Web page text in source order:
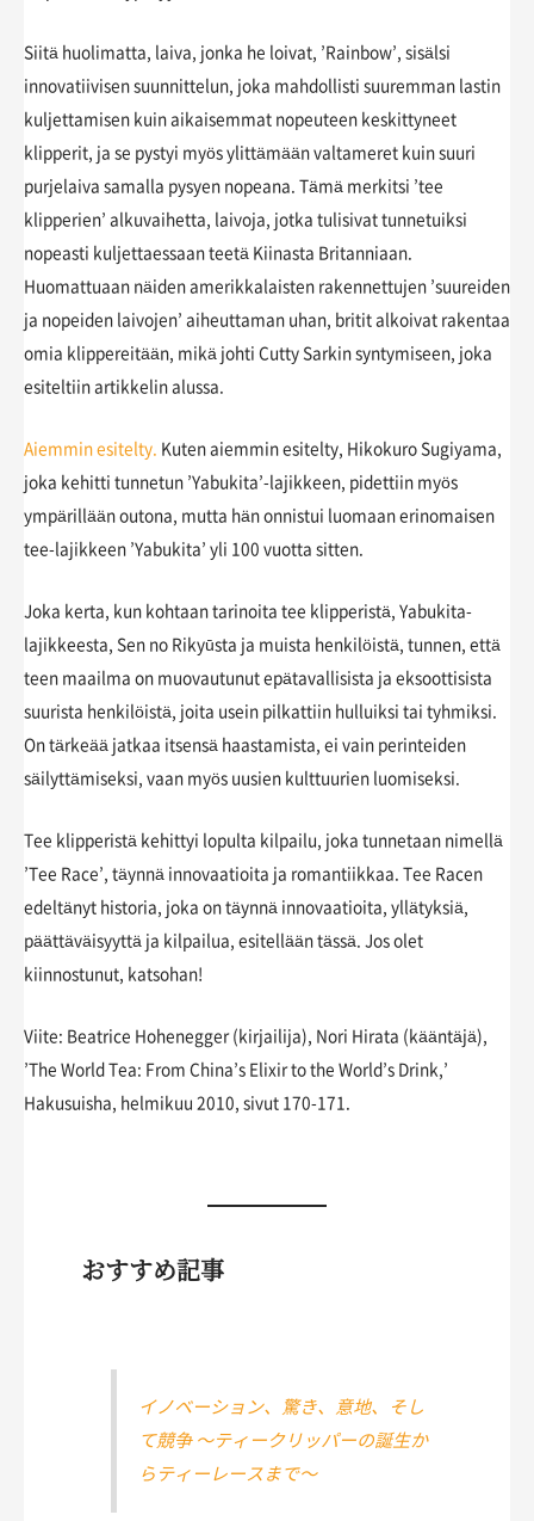
Siitä huolimatta, laiva, jonka he loivat, ’Rainbow’, sisälsi
innovatiivisen suunnittelun, joka mahdollisti suuremman lastin
kuljettamisen kuin aikaisemmat nopeuteen keskittyneet
klipperit, ja se pystyi myös ylittämään valtameret kuin suuri
purjelaiva samalla pysyen nopeana. Tämä merkitsi ’tee
klipperien’ alkuvaihetta, laivoja, jotka tulisivat tunnetuiksi
nopeasti kuljettaessaan teetä Kiinasta Britanniaan.
Huomattuaan näiden amerikkalaisten rakennettujen ’suureiden
ja nopeiden laivojen’ aiheuttaman uhan, britit alkoivat rakentaa
omia klippereitään, mikä johti Cutty Sarkin syntymiseen, joka
esiteltiin artikkelin alussa.
Aiemmin esitelty. Kuten aiemmin esitelty, Hikokuro Sugiyama,
joka kehitti tunnetun ’Yabukita’-lajikkeen, pidettiin myös
ympärillään outona, mutta hän onnistui luomaan erinomaisen
tee-lajikkeen ’Yabukita’ yli 100 vuotta sitten.
Joka kerta, kun kohtaan tarinoita tee klipperistä, Yabukita-
lajikkeesta, Sen no Rikyūsta ja muista henkilöistä, tunnen, että
teen maailma on muovautunut epätavallisista ja eksoottisista
suurista henkilöistä, joita usein pilkattiin hulluiksi tai tyhmiksi.
On tärkeää jatkaa itsensä haastamista, ei vain perinteiden
säilyttämiseksi, vaan myös uusien kulttuurien luomiseksi.
Tee klipperistä kehittyi lopulta kilpailu, joka tunnetaan nimellä
’Tee Race’, täynnä innovaatioita ja romantiikkaa. Tee Racen
edeltänyt historia, joka on täynnä innovaatioita, yllätyksiä,
päättäväisyyttä ja kilpailua, esitellään tässä. Jos olet
kiinnostunut, katsohan!
Viite: Beatrice Hohenegger (kirjailija), Nori Hirata (kääntäjä),
’The World Tea: From China’s Elixir to the World’s Drink,’
Hakusuisha, helmikuu 2010, sivut 170-171.
おすすめ記事
イノベーション、驚き、意地、そし
て競争 〜ティークリッパーの誕生か
らティーレースまで〜